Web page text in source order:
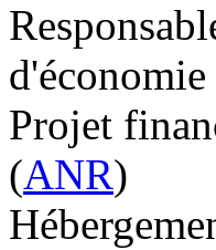
Projet
(ANR)